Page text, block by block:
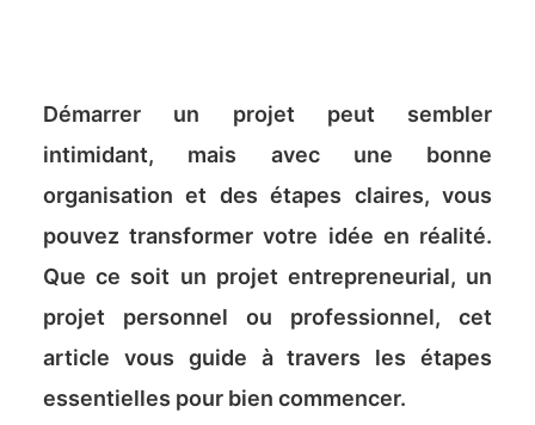
Démarrer un projet peut sembler
intimidant, mais avec une bonne
organisation et des étapes claires, vous
pouvez transformer votre idée en réalité.
Que ce soit un projet entrepreneurial, un
projet personnel ou professionnel, cet
article vous guide à travers les étapes
essentielles pour bien commencer.